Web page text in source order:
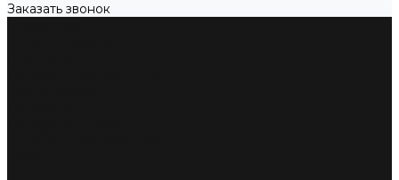
Заказать звонок